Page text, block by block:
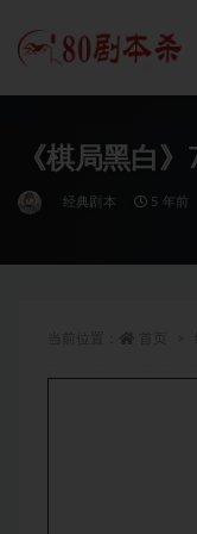
《棋局黑白
经典剧本 5 年前